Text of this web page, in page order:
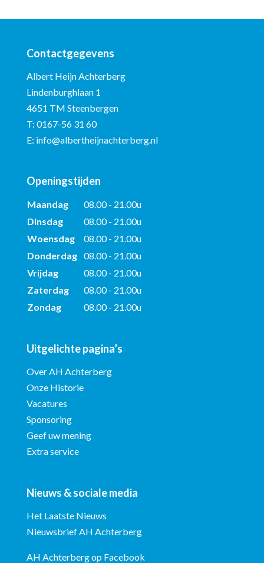
Contactgegevens
Albert Heijn Achterberg
Lindenburghlaan 1
4651 TM Steenbergen
T: 0167-56 31 60
E: info@albertheijnachterberg.nl
Openingstijden
Maandag
08.00 - 21.00u
Dinsdag
08.00 - 21.00u
Woensdag
08.00 - 21.00u
Donderdag 08.00 - 21.00u
Vrijdag
08.00 - 21.00u
Zaterdag
08.00 - 21.00u
Zondag
08.00 - 21.00u
Uitgelichte pagina’s
Over AH Achterberg
Onze Historie
Vacatures
Sponsoring
Geef uw mening
Extra service
Nieuws & sociale media
Het Laatste Nieuws
Nieuwsbrief AH Achterberg
AH Achterberg op Facebook